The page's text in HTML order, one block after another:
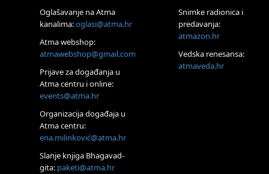
Online
Upisi u program Profesionalni hipnoterapeut — nova
Online
Postanite Nositelj Vibracije Nove Zemlje
Visoko
Alemka Dauskardt – Jednodnevna radionica sistemskih
konstelacija
Zagreb
HOD PO ŽERAVICI – Seminar koji mijenja tijelo, duh i um
SoulFest – Festival glazbe, mudrosti i zajedništva
Oglašavanje na Atma
kanalima:oglasi@atma.hr
Atma webshop:
atmawebshop@gmail.com
Prijave za događanja u
Atma centru i online:
events@atma.hr
Organizacija događaja u
Atma centru:
ena.milinković@atma.hr
Slanje knjiga Bhagavad-
gita: paketi@atma.hr
Snimke radionica i
predavanja:
atmazon.hr
Vedska renesansa:
atmaveda.hr